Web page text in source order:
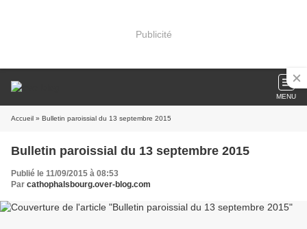
Publicité
MENU
Accueil » Bulletin paroissial du 13 septembre 2015
Bulletin paroissial du 13 septembre 2015
Publié le 11/09/2015 à 08:53
Par cathophalsbourg.over-blog.com